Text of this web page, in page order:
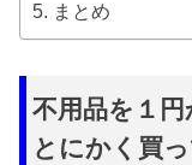
まとめ
不用品を１円
とにかく買